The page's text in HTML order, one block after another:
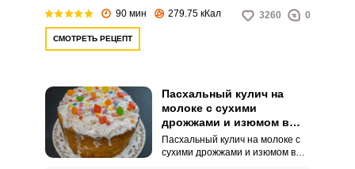
ароматным и пышным, как и при
приготовлении в духовке.
90 мин 279.75 кКал 3260 0
СМОТРЕТЬ РЕЦЕПТ
Пасхальный кулич на
молоке с сухими
дрожжами и изюмом в
духовке
Пасхальный кулич на молоке с
сухими дрожжами и изюмом в